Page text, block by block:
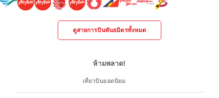
ดูสายการบินพันธมิตรทั้งหมด
ห้ามพลาด!
เที่ยวบินยอดนิยม